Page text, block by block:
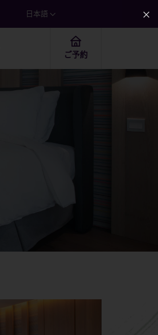
日本語
ご予約